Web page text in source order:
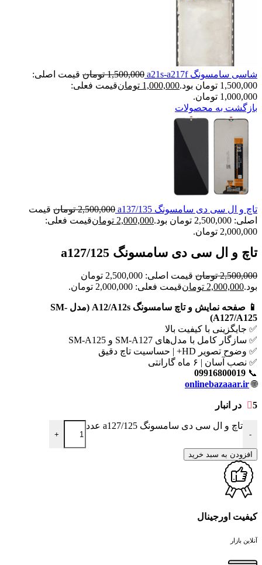
شاسی سامسونگ a21s-a217f 1,500,000 تومان قیمت اصلی:
1,500,000 تومان بود.
1,000,000 تومانقیمت فعلی:
1,000,000 تومان.
بازگشت به محصولات
تاچ و ال سی دی سامسونگ a137/135 2,500,000 تومان قیمت
اصلی: 2,500,000 تومان بود.
2,000,000 تومانقیمت فعلی:
2,000,000 تومان.
تاچ و ال سی دی سامسونگ a127/125
2,500,000 تومان
قیمت اصلی: 2,500,000 تومان
بود.2,000,000 تومانقیمت فعلی: 2,000,000 تومان.
📱 صفحه نمایش و تاچ سامسونگ A12/A12s (مدل SM-
A127/A125)
✅ جایگزینی با کیفیت بالا
✅ سازگار کامل با مدل‌های SM-A127 و SM-A125
✅ وضوح تصویر HD+ | حساسیت تاچ دقیق
✅ نصب آسان | ۶ ماه گارانتی
📞
09916800019
🌐
onlinebazaaar.ir
5 در انبار
-
تاچ و ال سی دی سامسونگ a127/125 عدد
+
افزودن به سبد خرید
کیفیت اورجینال
آنلاین بازار